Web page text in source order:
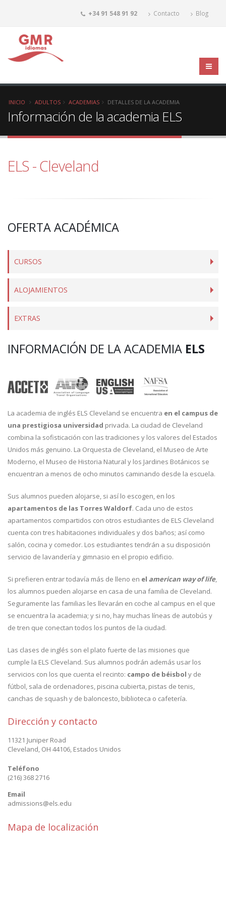
+34 91 548 91 92 Contacto Blog
INICIO ADULTOS ACADEMIAS DETALLES DE LA ACADEMIA
Información de la academia ELS
ELS - Cleveland
OFERTA ACADÉMICA
CURSOS
ALOJAMIENTOS
EXTRAS
INFORMACIÓN DE LA ACADEMIA ELS
La academia de inglés ELS Cleveland se encuentra en el campus de
una prestigiosa universidad privada. La ciudad de Cleveland
combina la sofisticación con las tradiciones y los valores del Estados
Unidos más genuino. La Orquesta de Cleveland, el Museo de Arte
Moderno, el Museo de Historia Natural y los Jardines Botánicos se
encuentran a menos de ocho minutos caminando desde la escuela.
Sus alumnos pueden alojarse, si así lo escogen, en los
apartamentos de las Torres Waldorf. Cada uno de estos
apartamentos compartidos con otros estudiantes de ELS Cleveland
cuenta con tres habitaciones individuales y dos baños; así como
salón, cocina y comedor. Los estudiantes tendrán a su disposición
servicio de lavandería y gimnasio en el propio edificio.
Si prefieren entrar todavía más de lleno en el american way of life,
los alumnos pueden alojarse en casa de una familia de Cleveland.
Seguramente las familias les llevarán en coche al campus en el que
se encuentra la academia; y si no, hay muchas líneas de autobús y
de tren que conectan todos los puntos de la ciudad.
Las clases de inglés son el plato fuerte de las misiones que
cumple la ELS Cleveland. Sus alumnos podrán además usar los
servicios con los que cuenta el recinto: campo de béisbol y de
fútbol, sala de ordenadores, piscina cubierta, pistas de tenis,
canchas de squash y de baloncesto, biblioteca o cafetería.
Dirección y contacto
11321 Juniper Road
Cleveland, OH 44106, Estados Unidos
Teléfono
(216) 368 2716
Email
admissions@els.edu
Mapa de localización